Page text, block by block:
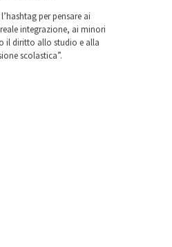
l’hashtag per pensare ai
integrazione, ai minori
il diritto allo studio e alla
scolastica”.